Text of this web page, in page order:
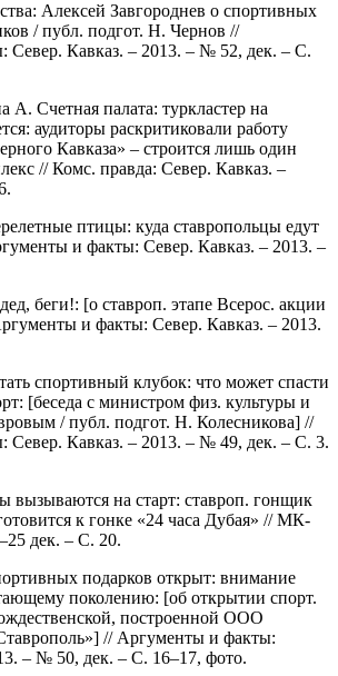
Алексей Завгороднев о спортивных
/ публ. подгот. Н. Чернов //
Север. Кавказ. – 2013. – № 52, дек. – С.
А. Счетная палата: туркластер на
аудиторы раскритиковали работу
Кавказа» – строится лишь один
// Комс. правда: Север. Кавказ. –
птицы: куда ставропольцы едут
и факты: Север. Кавказ. – 2013. –
беги!: [о ставроп. этапе Всерос. акции
и факты: Север. Кавказ. – 2013.
спортивный клубок: что может спасти
[беседа с министром физ. культуры и
/ публ. подгот. Н. Колесникова] //
Север. Кавказ. – 2013. – № 49, дек. – С. 3.
вызываются на старт: ставроп. гонщик
к гонке «24 часа Дубая» // МК-
дек. – С. 20.
подарков открыт: внимание
поколению: [об открытии спорт.
построенной ООО
// Аргументы и факты:
– № 50, дек. – С. 16–17, фото.